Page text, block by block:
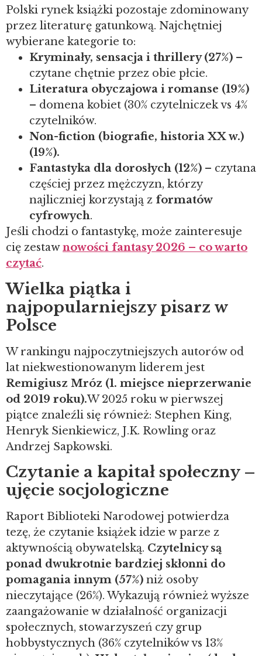
Polski rynek książki pozostaje zdominowany
przez literaturę gatunkową. Najchętniej
wybierane kategorie to:
Kryminały, sensacja i thrillery (27%) –
czytane chętnie przez obie płcie.
Literatura obyczajowa i romanse (19%)
– domena kobiet (30% czytelniczek vs 4%
czytelników.
Non-fiction (biografie, historia XX w.)
(19%).
Fantastyka dla dorosłych (12%) – czytana
częściej przez mężczyzn, którzy
najliczniej korzystają z formatów
cyfrowych.
Jeśli chodzi o fantastykę, może zainteresuje
cię zestawnowości fantasy 2026 – co warto
czytać.
Wielka piątka i
najpopularniejszy pisarz w
Polsce
W rankingu najpoczytniejszych autorów od
lat niekwestionowanym liderem jest
Remigiusz Mróz (1. miejsce nieprzerwanie
od 2019 roku).W 2025 roku w pierwszej
piątce znaleźli się również: Stephen King,
Henryk Sienkiewicz, J.K. Rowling oraz
Andrzej Sapkowski.
Czytanie a kapitał społeczny –
ujęcie socjologiczne
Raport Biblioteki Narodowej potwierdza
tezę, że czytanie książek idzie w parze z
aktywnością obywatelską. Czytelnicy są
ponad dwukrotnie bardziej skłonni do
pomagania innym (57%) niż osoby
nieczytające (26%). Wykazują również wyższe
zaangażowanie w działalność organizacji
społecznych, stowarzyszeń czy grup
hobbystycznych (36% czytelników vs 13%